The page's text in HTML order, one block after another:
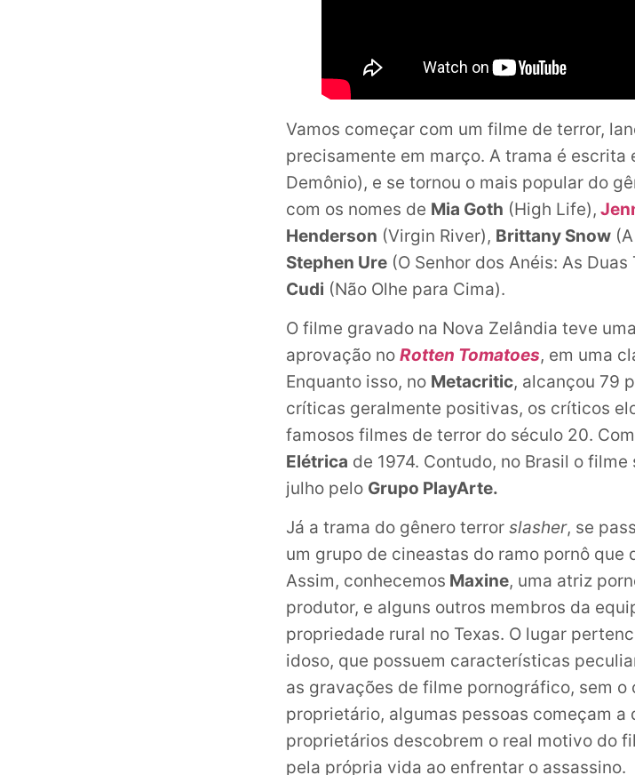
Vamos começar com um filme de terror,
precisamente em março. A trama é escrita
Demônio), e se tornou o mais popular do
com os nomes de Mia Goth (High Life),
Henderson (Virgin River), Brittany Snow
Stephen Ure (O Senhor dos Anéis: As Duas
Cudi (Não Olhe para Cima).
O filme gravado na Nova Zelândia teve
aprovação no Rotten Tomatoes, em uma
Enquanto isso, no Metacritic, alcançou 79
críticas geralmente positivas, os críticos
famosos filmes de terror do século 20.
Elétrica de 1974. Contudo, no Brasil o
julho pelo Grupo PlayArte.
Já a trama do gênero terror slasher, se
um grupo de cineastas do ramo pornô
Assim, conhecemos Maxine, uma atriz
produtor, e alguns outros membros da
propriedade rural no Texas. O lugar
idoso, que possuem características
as gravações de filme pornográfico, sem
proprietário, algumas pessoas começam a
proprietários descobrem o real motivo do
pela própria vida ao enfrentar o assassino.